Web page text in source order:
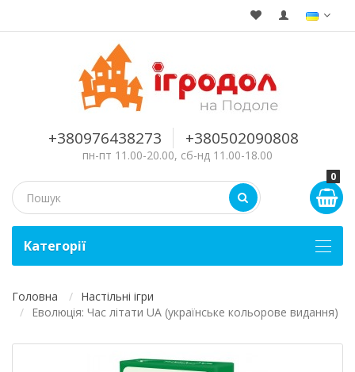
+380976438273 +380502090808
пн-пт 11.00-20.00, сб-нд 11.00-18.00
0
Kатегорії
Головна
Настільні ігри
Еволюція: Час літати UA (українське кольорове видання)